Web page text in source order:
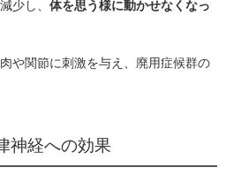
体を思う様に動かせなくなっ
や関節に刺激を与え、廃用症候群の
神経への効果